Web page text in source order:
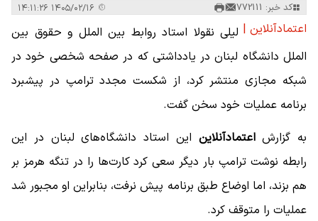
کد خبر: 772111
اعتمادآنلاین | لیلی نقولا استاد روابط بین الملل و حقوق بین
الملل دانشگاه لبنان در یادداشتی که در صفحه شخصی خود در
شبکه مجازی منتشر کرد، از شکست مجدد ترامپ در پیشبرد
برنامه عملیات خود سخن گفت.
به گزارشاعتمادآنلاین این استاد دانشگاه‌های لبنان در این
رابطه نوشت ترامپ بار دیگر سعی کرد کارت‌ها را در تنگه هرمز بر
هم بزند، اما اوضاع طبق برنامه پیش نرفت، بنابراین او مجبور شد
عملیات را متوقف کرد.